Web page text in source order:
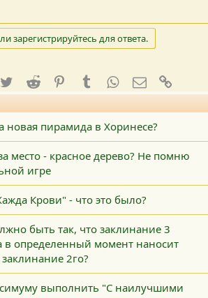
зарегистрируйтесь для ответа.
TwitterReddit PinterestTumblrWhatsApp
E-mail
новая пирамида в Хоринесе?
место - красное дерево? Не помню
игре
Крови" - что это было?
быть так, что заклинание 3
в определенный момент наносит
2го?
выполнить "С наилучшими